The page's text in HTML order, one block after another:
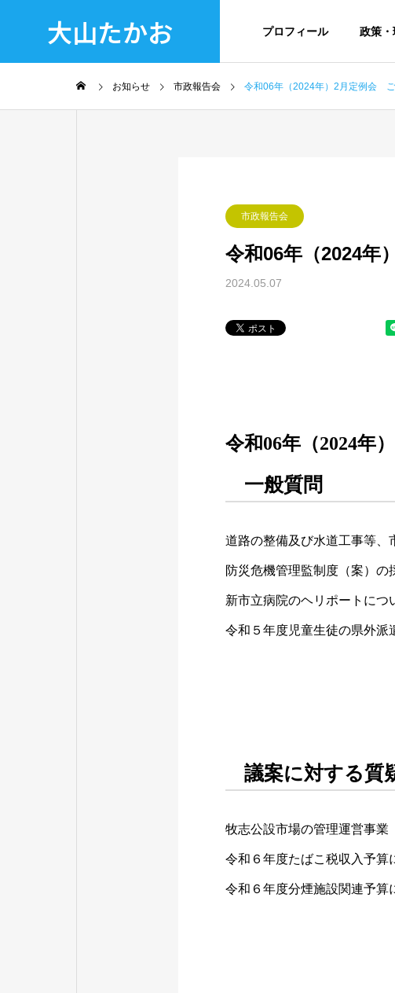
大山たかお プロフィール 政策・
お知らせ 市政報告会 令和06年（2024年）2月定例会
市政報告会
令和06年（2024
2024.05.07
令和06年（2024年
一般質問
道路の整備及び水道工事等、
防災危機管理監制度（案）の
新市立病院のヘリポートにつ
令和５年度児童生徒の県外派
議案に対する質
牧志公設市場の管理運営事業
令和６年度たばこ税収入予算
令和６年度分煙施設関連予算